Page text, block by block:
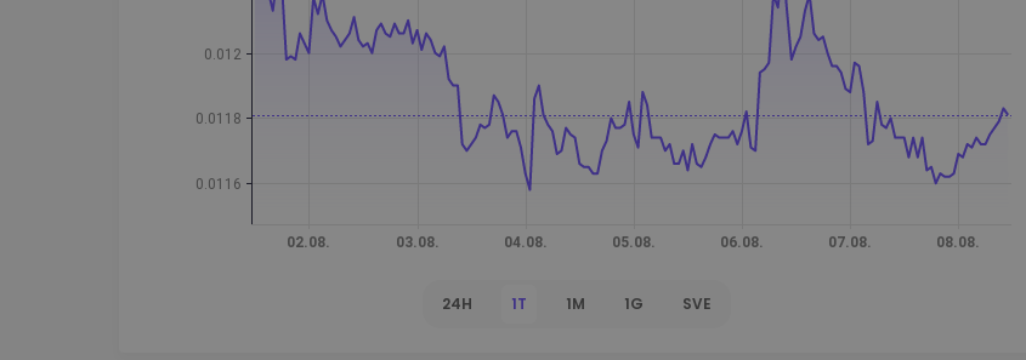
Istraživač ulaganja
Pronađi svoju kripto strategiju
24H 1T 1M 1G SVE